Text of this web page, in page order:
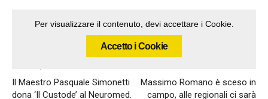
Per visualizzare il contenuto, devi accettare i Cookie.
Accetto i Cookie
Il Maestro Pasquale Simonetti
dona ‘Il Custode’ al Neuromed.
Massimo Romano è sceso in
campo, alle regionali ci sarà